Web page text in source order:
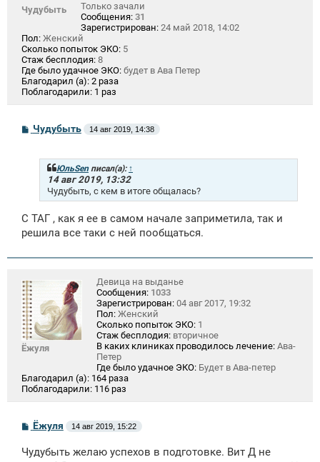
Чудубыть
Только зачали
Сообщения: 31
Зарегистрирован: 24 май 2018, 14:02
Пол: Женский
Сколько попыток ЭКО: 5
Стаж бесплодия: 8
Где было удачное ЭКО: будет в Ава Петер
Благодарил (а): 2 раза
Поблагодарили: 1 раз
СЧудубыть 14 авг 2019, 14:38
ЮльSenписал(а): ↑
14 авг 2019, 13:32
Чудубыть, с кем в итоге общалась?
С ТАГ , как я ее в самом начале заприметила, так и
решила все таки с ней пообщаться.
Ёжуля
Девица на выданье
Сообщения: 1033
Зарегистрирован: 04 авг 2017, 19:32
Пол: Женский
Сколько попыток ЭКО: 1
Стаж бесплодия: вторичное
В каких клиниках проводилось лечение: Ава-
Петер
Где было удачное ЭКО: Будет в Ава-петер
Благодарил (а): 164 раза
Поблагодарили: 116 раз
С
б
Ёжуля 14 авг 2019, 15:22
Чудубыть желаю успехов в подготовке. Вит Д не